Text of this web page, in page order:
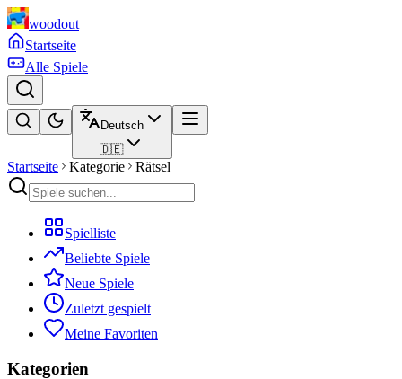
woodout
Startseite
Alle Spiele
Deutsch
🇩🇪
Startseite Kategorie Rätsel
Spielliste
Beliebte Spiele
Neue Spiele
Zuletzt gespielt
Meine Favoriten
Kategorien